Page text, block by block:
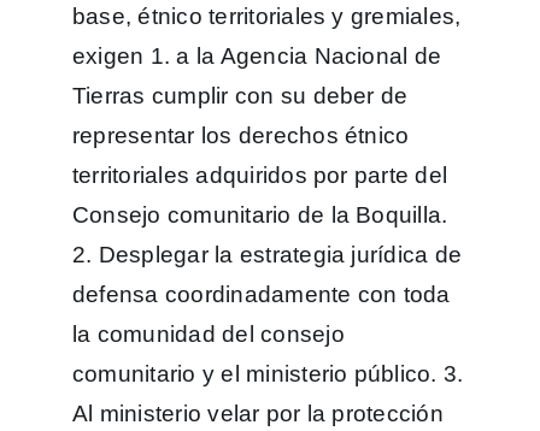
base, étnico territoriales y gremiales,
exigen 1. a la Agencia Nacional de
Tierras cumplir con su deber de
representar los derechos étnico
territoriales adquiridos por parte del
Consejo comunitario de la Boquilla.
2. Desplegar la estrategia jurídica de
defensa coordinadamente con toda
la comunidad del consejo
comunitario y el ministerio público. 3.
Al ministerio velar por la protección